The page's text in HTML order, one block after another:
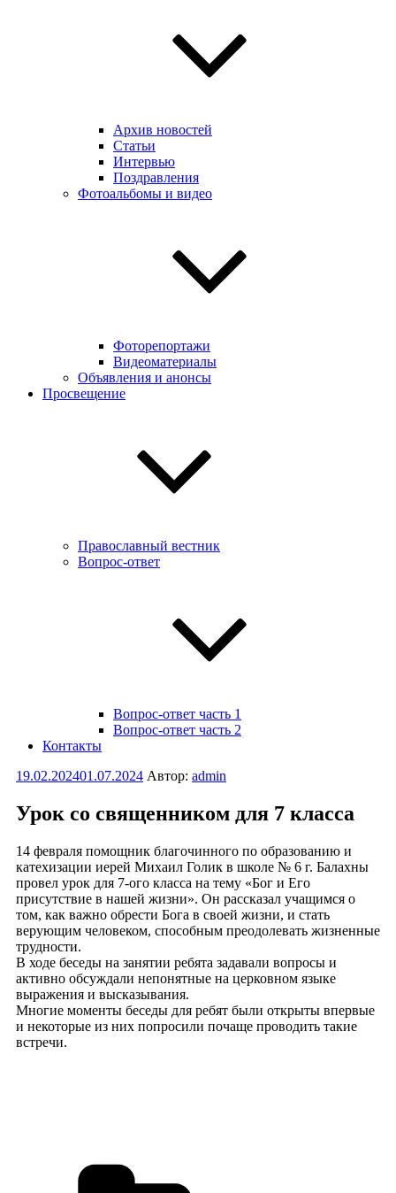
Архив новостей
Статьи
Интервью
Поздравления
Фотоальбомы и видео
Фоторепортажи
Видеоматериалы
Объявления и анонсы
Просвещение
Православный вестник
Вопрос-ответ
Вопрос-ответ часть 1
Вопрос-ответ часть 2
Контакты
Опубликовано
19.02.202401.07.2024 Автор: admin
Урок со священником для 7 класса
14 февраля помощник благочинного по образованию и
катехизации иерей Михаил Голик в школе № 6 г. Балахны
провел урок для 7-ого класса на тему «Бог и Его
присутствие в нашей жизни». Он рассказал учащимся о
том, как важно обрести Бога в своей жизни, и стать
верующим человеком, способным преодолевать жизненные
трудности.
В ходе беседы на занятии ребята задавали вопросы и
активно обсуждали непонятные на церковном языке
выражения и высказывания.
Многие моменты беседы для ребят были открыты впервые
и некоторые из них попросили почаще проводить такие
встречи.